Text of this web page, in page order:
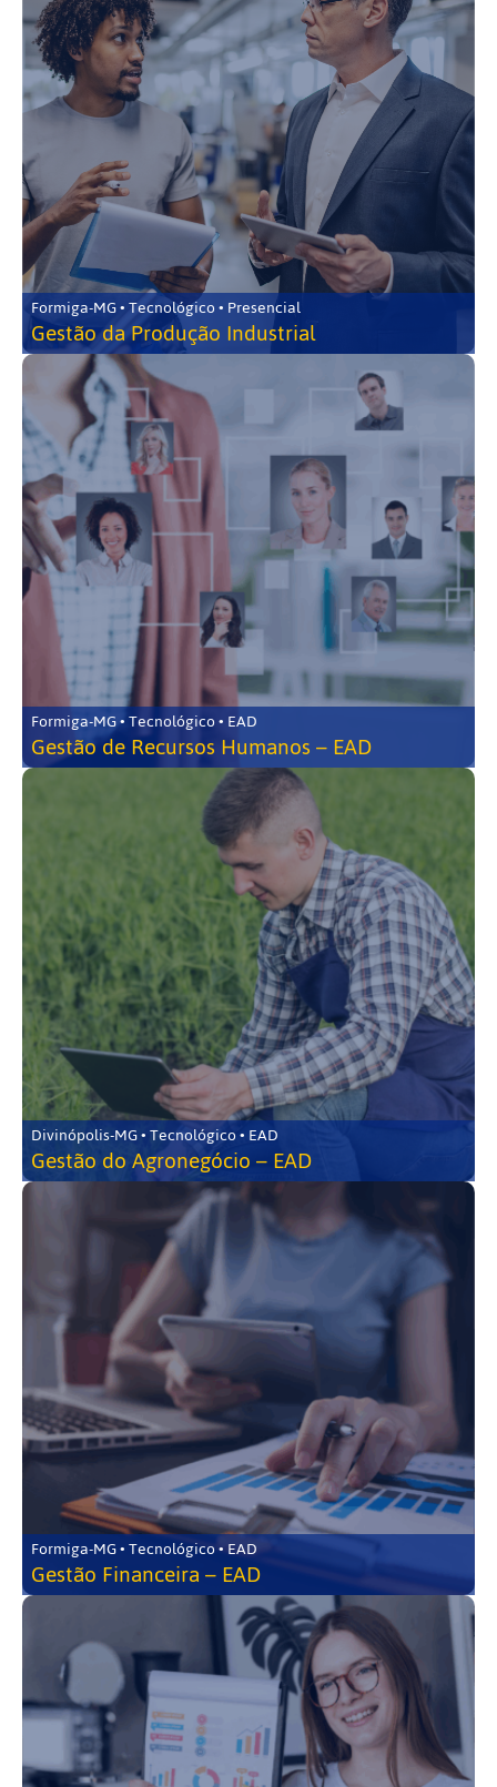
Formiga-MG • Tecnológico • Presencial
Gestão da Produção Industrial
Formiga-MG • Tecnológico • EAD
Gestão de Recursos Humanos – EAD
Divinópolis-MG • Tecnológico • EAD
Gestão do Agronegócio – EAD
Formiga-MG • Tecnológico • EAD
Gestão Financeira – EAD